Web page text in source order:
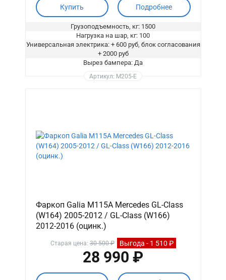
Купить Подробнее
Грузоподъемность, кг: 1500
Нагрузка на шар, кг: 100
Универсальная электрика: + 600 руб, блок согласования
+ 2000 руб
Вырез бампера: Да
Артикул: M205-E
Фаркоп Galia M115A Mercedes GL-Class
(W164) 2005-2012 / GL-Class (W166)
2012-2016 (оцинк.)
Старая цена:30 500 ₽ Выгода - 1 510 ₽
28 990 ₽